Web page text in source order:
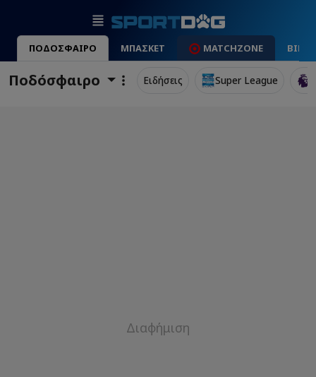
ΠΟΔΟΣΦΑΙΡΟ ΜΠΑΣΚΕΤ MATCHZONE
Ποδόσφαιρο Ειδήσεις Super League